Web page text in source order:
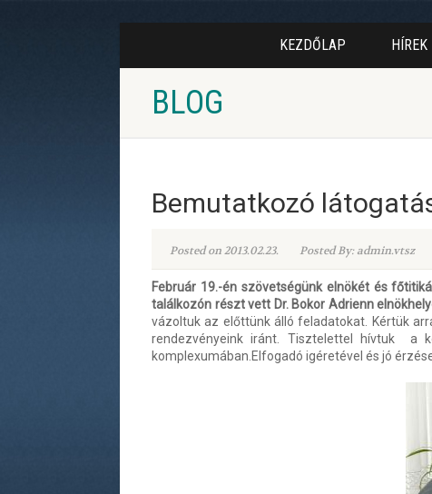
KEZDŐLAP HÍREK
BLOG
Bemutatkozó
Posted on 2013.02.23. Posted By: admin.vtsz
Február 19.-én szövetségünk elnökét és
találkozón részt vett Dr. Bokor Adrienn
vázoltuk az előttünk álló feladatokat. Kértük
rendezvényeink iránt. Tisztelettel hívtuk a
komplexumában.Elfogadó igéretével és jó